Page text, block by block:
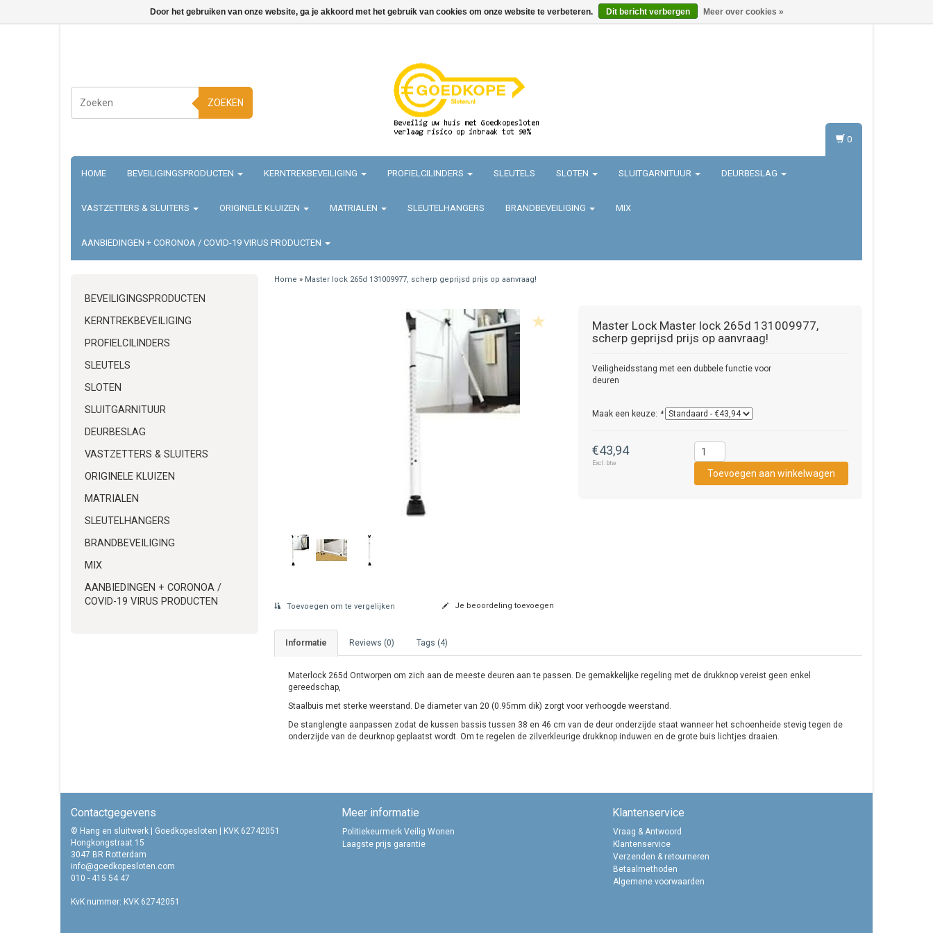
ZOEKEN
HOME BEVEILIGINGSPRODUCTEN KERNTREKBEVEILIGING PROFIELCILINDERS SLEUTELS SLOTEN SLUITGARNITUUR DEURBESLAG
VASTZETTERS & SLUITERS ORIGINELE KLUIZEN MATRIALEN SLEUTELHANGERS BRANDBEVEILIGING MIX
AANBIEDINGEN + CORONOA / COVID-19 VIRUS PRODUCTEN
0
BEVEILIGINGSPRODUCTEN
KERNTREKBEVEILIGING
PROFIELCILINDERS
SLEUTELS
SLOTEN
SLUITGARNITUUR
DEURBESLAG
VASTZETTERS & SLUITERS
ORIGINELE KLUIZEN
MATRIALEN
SLEUTELHANGERS
BRANDBEVEILIGING
MIX
AANBIEDINGEN + CORONOA /
COVID-19 VIRUS PRODUCTEN
Home » Master lock 265d 131009977, scherp geprijsd prijs op aanvraag!
Master Lock Master lock 265d 131009977,
scherp geprijsd prijs op aanvraag!
Veiligheidsstang met een dubbele functie voor
deuren
Maak een keuze: *
€43,94
Excl. btw
Toevoegen om te vergelijken Je beoordeling toevoegen
Informatie Reviews (0) Tags (4)
Materlock 265d Ontworpen om zich aan de meeste deuren aan te passen. De gemakkelijke regeling met de drukknop vereist geen enkel
gereedschap,
Staalbuis met sterke weerstand. De diameter van 20 (0.95mm dik) zorgt voor verhoogde weerstand.
De stanglengte aanpassen zodat de kussen bassis tussen 38 en 46 cm van de deur onderzijde staat wanneer het schoenheide stevig tegen de
onderzijde van de deurknop geplaatst wordt. Om te regelen de zilverkleurige drukknop induwen en de grote buis lichtjes draaien.
Contactgegevens
© Hang en sluitwerk | Goedkopesloten | KVK 62742051
Hongkongstraat 15
3047 BR Rotterdam
info@goedkopesloten.com
010 - 415 54 47
KvK nummer: KVK 62742051
Meer informatie
Politiekeurmerk Veilig Wonen
Laagste prijs garantie
Klantenservice
Vraag & Antwoord
Klantenservice
Verzenden & retourneren
Betaalmethoden
Algemene voorwaarden
Door het gebruiken van onze website, ga je akkoord met het gebruik van cookies om onze website te verbeteren. Dit bericht verbergen Meer over cookies »